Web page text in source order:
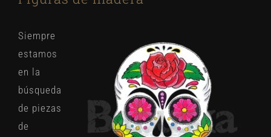
Siempre
estamos
en la
búsqueda
de piezas
de